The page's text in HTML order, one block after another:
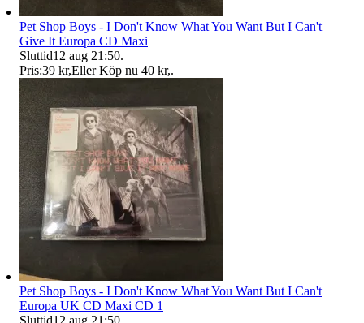
Pet Shop Boys - I Don't Know What You Want But I Can't
Give It Europa CD Maxi
Sluttid12 aug 21:50.
Pris:39 kr,Eller Köp nu 40 kr,.
Pet Shop Boys - I Don't Know What You Want But I Can't
Europa UK CD Maxi CD 1
Sluttid12 aug 21:50.